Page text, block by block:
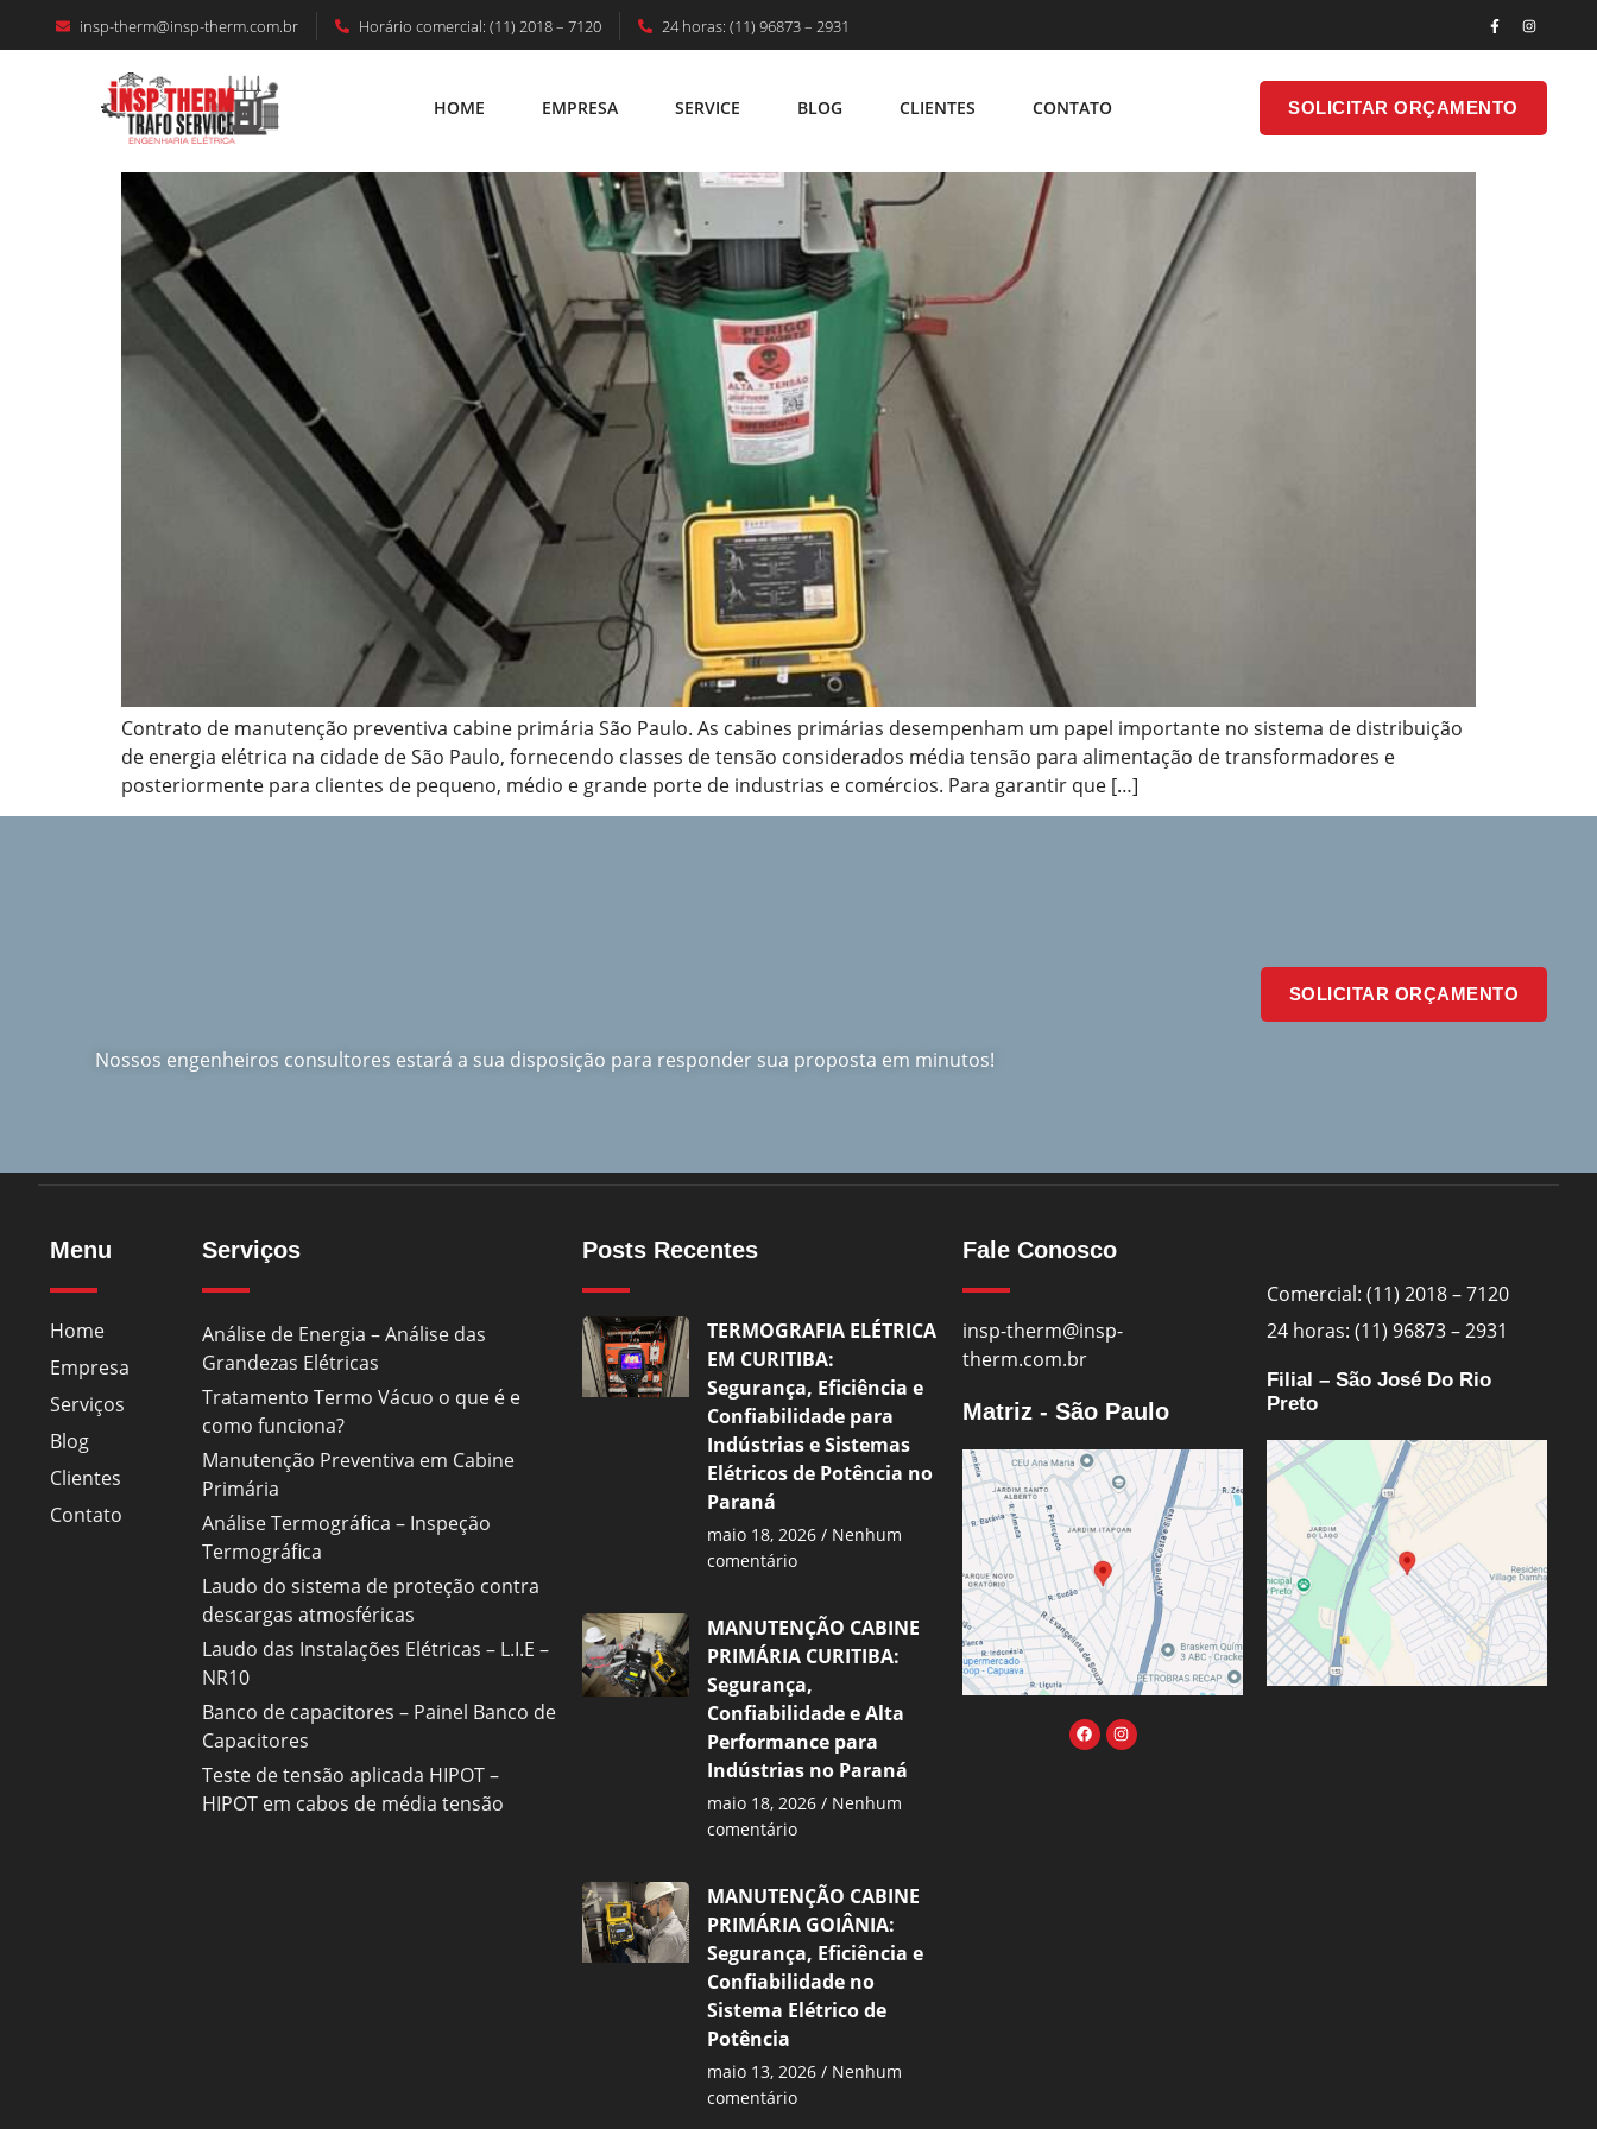
insp-therm@insp-therm.com.br Horário comercial: (11) 2018 – 7120 24 horas: (11) 96873 – 2931
HOME EMPRESA SERVICE BLOG CLIENTES CONTATO SOLICITAR ORÇAMENTO
HOME EMPRESA SERVICE BLOG CLIENTES CONTATO
SOLICITAR
ORÇAMENTO
Manutenção Cabine Primária São Paulo
Contrato de manutenção preventiva cabine primária São Paulo. As cabines primárias desempenham um papel importante no sistema de distribuição
de energia elétrica na cidade de São Paulo, fornecendo classes de tensão considerados média tensão para alimentação de transformadores e
posteriormente para clientes de pequeno, médio e grande porte de industrias e comércios. Para garantir que […]
Nossos engenheiros consultores estará a sua disposição para responder sua proposta em minutos!
SOLICITAR ORÇAMENTO
Menu
Home
Empresa
Serviços
Blog
Clientes
Contato
Serviços
Análise de Energia – Análise das
Grandezas Elétricas
Tratamento Termo Vácuo o que é e
como funciona?
Manutenção Preventiva em Cabine
Primária
Análise Termográfica – Inspeção
Termográfica
Laudo do sistema de proteção contra
descargas atmosféricas
Laudo das Instalações Elétricas – L.I.E –
NR10
Banco de capacitores – Painel Banco de
Capacitores
Teste de tensão aplicada HIPOT –
HIPOT em cabos de média tensão
Posts Recentes
TERMOGRAFIA ELÉTRICA
EM CURITIBA:
Segurança, Eficiência e
Confiabilidade para
Indústrias e Sistemas
Elétricos de Potência no
Paraná
maio 18, 2026
Nenhum
comentário
MANUTENÇÃO CABINE
PRIMÁRIA CURITIBA:
Segurança,
Confiabilidade e Alta
Performance para
Indústrias no Paraná
maio 18, 2026
Nenhum
comentário
MANUTENÇÃO CABINE
PRIMÁRIA GOIÂNIA:
Segurança, Eficiência e
Confiabilidade no
Sistema Elétrico de
Potência
maio 13, 2026
Nenhum
comentário
Fale Conosco
insp-therm@insp-
therm.com.br
Matriz - São Paulo
Comercial: (11) 2018 – 7120
24 horas: (11) 96873 – 2931
Filial – São José Do Rio
Preto